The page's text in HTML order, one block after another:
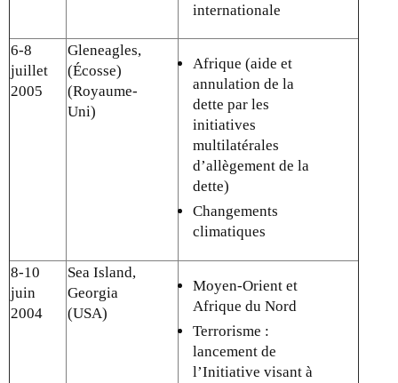
internationale
6-8
juillet
2005
Gleneagles,
(Écosse)
(Royaume-
Uni)
Afrique (aide et
annulation de la
dette par les
initiatives
multilatérales
d’allègement de la
dette)
Changements
climatiques
8-10
juin
2004
Sea Island,
Georgia
(USA)
Moyen-Orient et
Afrique du Nord
Terrorisme :
lancement de
l’Initiative visant à